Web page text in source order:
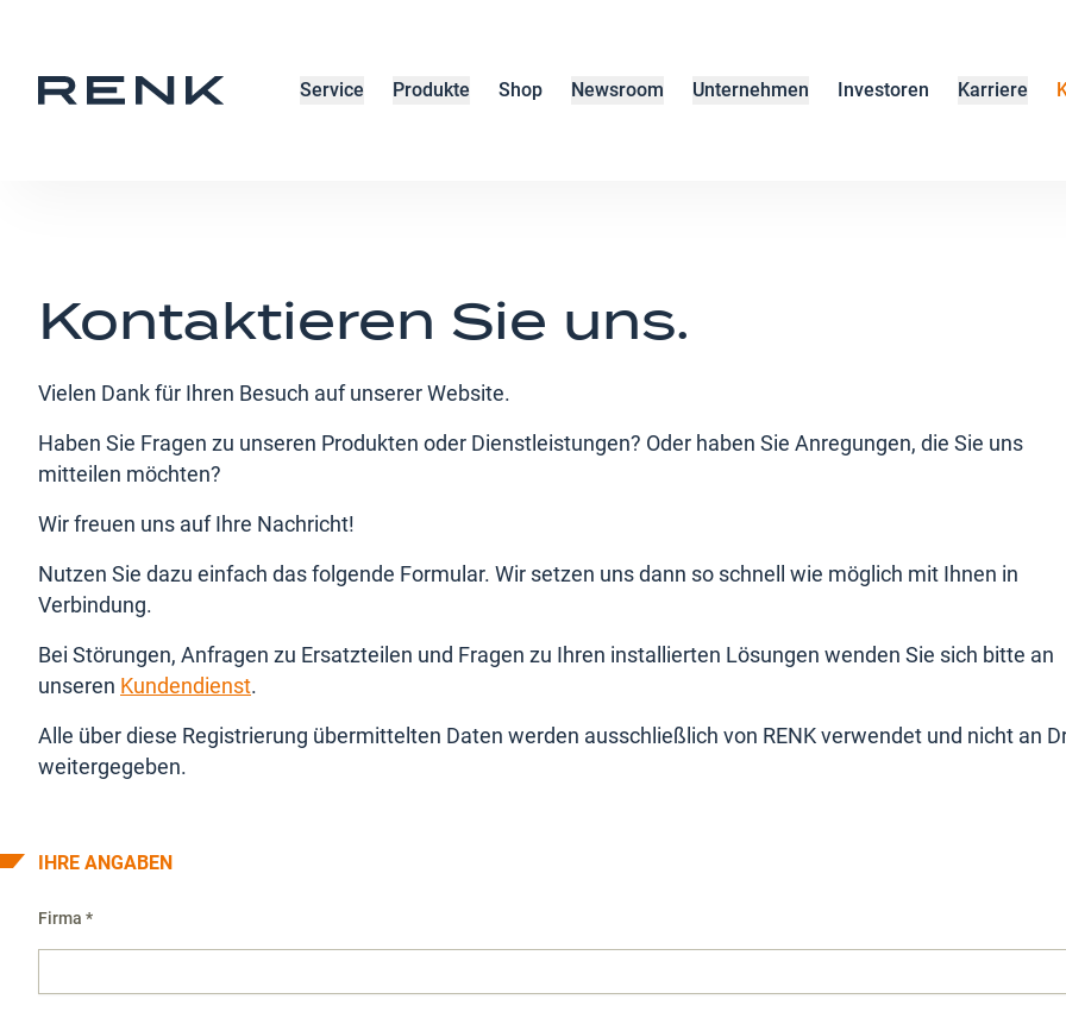
Service Produkte Shop Newsroom Unternehmen Investoren Karriere
Kontaktieren Sie uns.
Vielen Dank für Ihren Besuch auf unserer Website.
Haben Sie Fragen zu unseren Produkten oder Dienstleistungen? Oder haben Sie Anregungen, die Sie uns
mitteilen möchten?
Wir freuen uns auf Ihre Nachricht!
Nutzen Sie dazu einfach das folgende Formular. Wir setzen uns dann so schnell wie möglich mit Ihnen in
Verbindung.
Bei Störungen, Anfragen zu Ersatzteilen und Fragen zu Ihren installierten Lösungen wenden Sie sich bitte an
unseren Kundendienst.
Alle über diese Registrierung übermittelten Daten werden ausschließlich von RENK verwendet und nicht an
weitergegeben.
IHRE ANGABEN
Firma *